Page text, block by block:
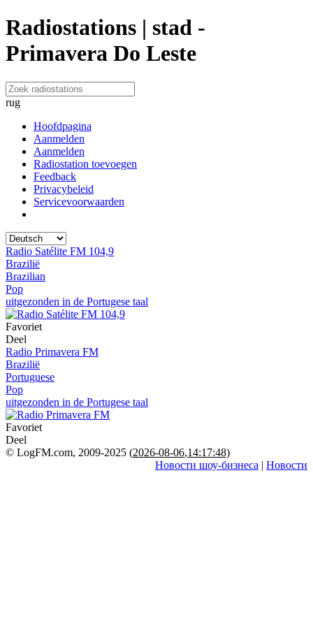
Radiostations | stad -
Primavera Do Leste
rug
Hoofdpagina
Aanmelden
Aanmelden
Radiostation toevoegen
Feedback
Privacybeleid
Servicevoorwaarden
Radio Satélite FM 104,9
Brazilië
Brazilian
Pop
uitgezonden in de Portugese taal
Favoriet
Deel
Radio Primavera FM
Brazilië
Portuguese
Pop
uitgezonden in de Portugese taal
Favoriet
Deel
© LogFM.com, 2009-2025 (2026-08-06,14:17:48)
Новости шоу-бизнеса | Новости